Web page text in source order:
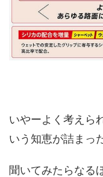
いやーよく考えら
いう知恵が詰まっ
聞いてみたらなる